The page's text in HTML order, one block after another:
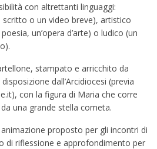
con altrettanti linguaggi:
o un video breve), artistico
un’opera d’arte) o ludico (un
stampato e arricchito da
dall’Arcidiocesi (previa
con la figura di Maria che corre
una grande stella cometa.
proposto per gli incontri di
di riflessione e approfondimento per